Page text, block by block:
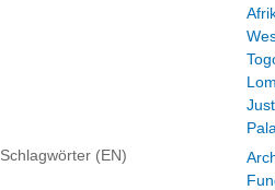
Schlagwörter (EN)